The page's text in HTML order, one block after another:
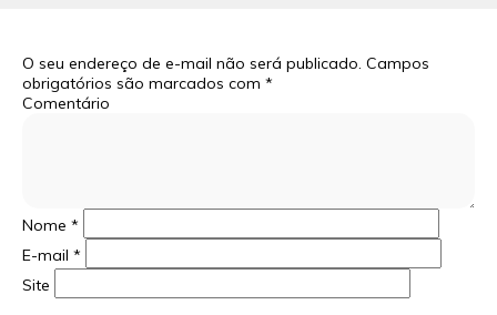
O seu endereço de e-mail não será publicado. Campos
obrigatórios são marcados com *
Comentário
Nome *
E-mail *
Site